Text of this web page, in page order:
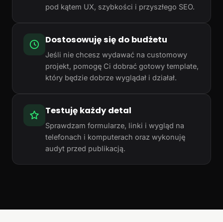
pod kątem UX, szybkości i przyszłego SEO.
Dostosowuję się do budżetu
Jeśli nie chcesz wydawać na customowy
projekt, pomogę Ci dobrać gotowy template,
który będzie dobrze wyglądał i działał.
Testuję każdy detal
Sprawdzam formularze, linki i wygląd na
telefonach i komputerach oraz wykonuję
audyt przed publikacją.